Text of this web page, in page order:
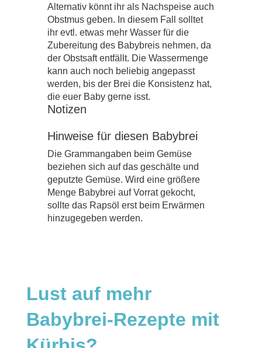
Alternativ könnt ihr als Nachspeise auch
Obstmus geben. In diesem Fall solltet
ihr evtl. etwas mehr Wasser für die
Zubereitung des Babybreis nehmen, da
der Obstsaft entfällt. Die Wassermenge
kann auch noch beliebig angepasst
werden, bis der Brei die Konsistenz hat,
die euer Baby gerne isst.
Notizen
Hinweise für diesen Babybrei
Die Grammangaben beim Gemüse
beziehen sich auf das geschälte und
geputzte Gemüse. Wird eine größere
Menge Babybrei auf Vorrat gekocht,
sollte das Rapsöl erst beim Erwärmen
hinzugegeben werden.
Lust auf mehr
Babybrei-Rezepte mit